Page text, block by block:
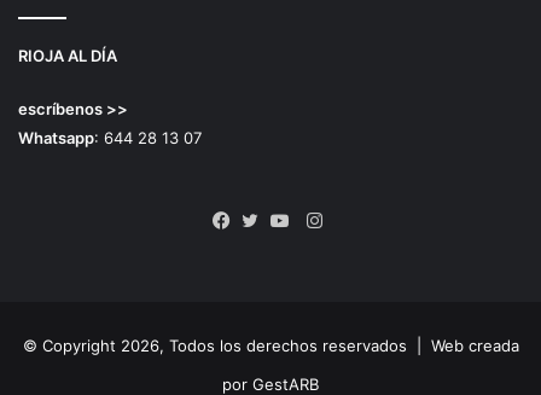
RIOJA AL DÍA
escríbenos >>
Whatsapp: 644 28 13 07
Instagram
© Copyright 2026, Todos los derechos reservados | Web creada
por GestARB